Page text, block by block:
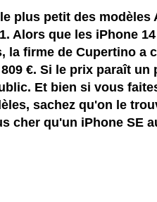
plus petit des modèles
Alors que les iPhone
la firme de Cupertino a
€. Si le prix paraît un
Et bien si vous
sachez qu'on le
cher qu'un iPhone SE